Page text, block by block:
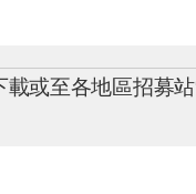
或至各地區招募